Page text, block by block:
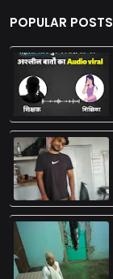
POPULAR POSTS